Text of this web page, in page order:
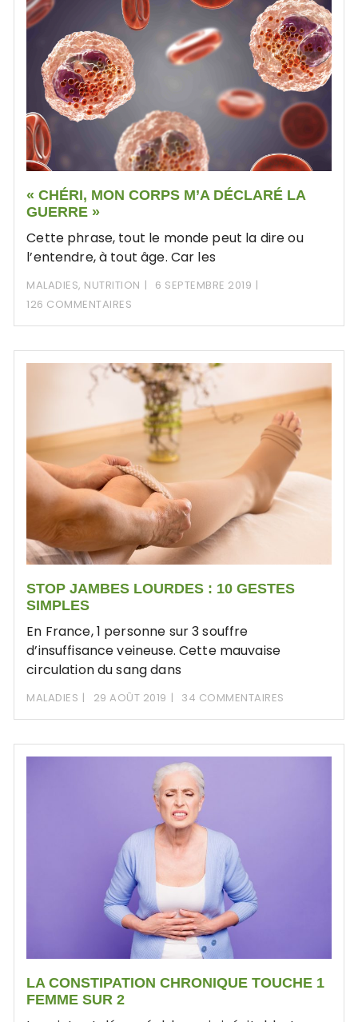
« CHÉRI, MON CORPS M’A DÉCLARÉ LA
GUERRE »
Cette phrase, tout le monde peut la dire ou
l’entendre, à tout âge. Car les
MALADIES, NUTRITION
6 SEPTEMBRE 2019
126 COMMENTAIRES
STOP JAMBES LOURDES : 10 GESTES
SIMPLES
En France, 1 personne sur 3 souffre
d’insuffisance veineuse. Cette mauvaise
circulation du sang dans
MALADIES 29 AOÛT 2019 34 COMMENTAIRES
LA CONSTIPATION CHRONIQUE TOUCHE 1
FEMME SUR 2